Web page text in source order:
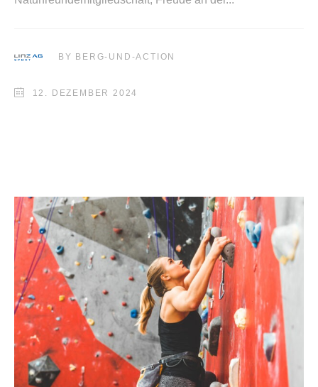
BY BERG-UND-ACTION
12. DEZEMBER 2024